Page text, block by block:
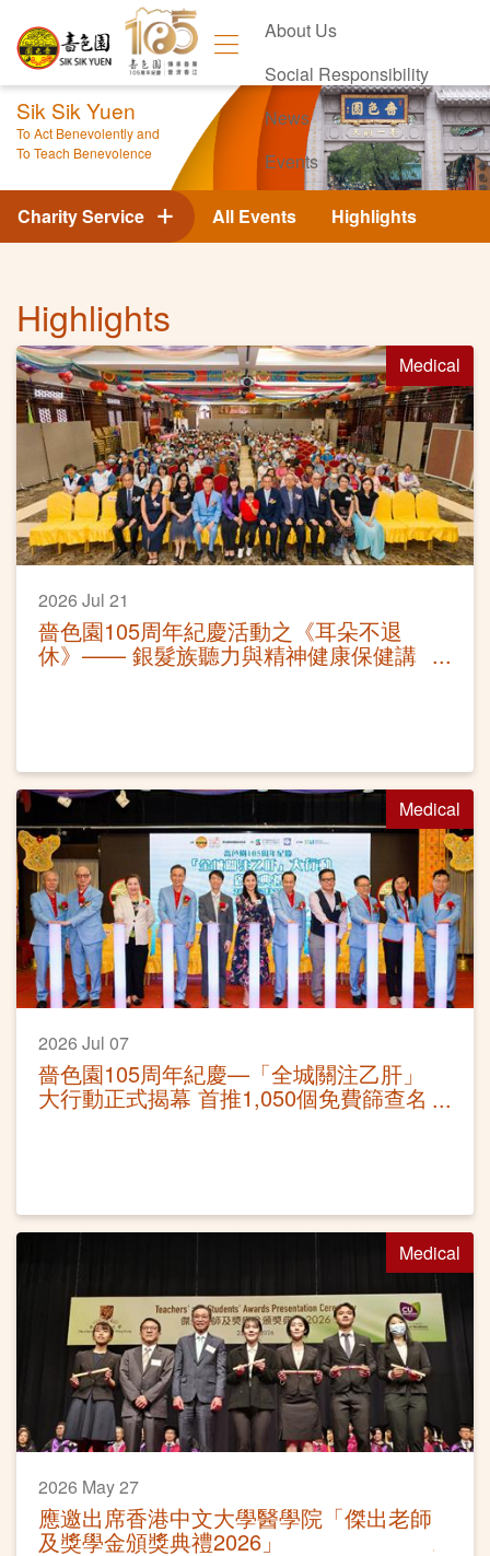
About Us
Social Responsibility
News
Events
Contact Us
Sik Sik Yuen
To Act Benevolently and
To Teach Benevolence
All Events Highlights
Charity Service
Highlights
Medical
2026 Jul 21
嗇色園105周年紀慶活動之《耳朵不退
休》—— 銀髮族聽力與精神健康保健講
座活動圓滿
Medical
2026 Jul 07
嗇色園105周年紀慶—「全城關注乙肝」
大行動正式揭幕 首推1,050個免費篩查名
Medical
2026 May 27
應邀出席香港中文大學醫學院「傑出老師
及獎學金頒獎典禮2026」